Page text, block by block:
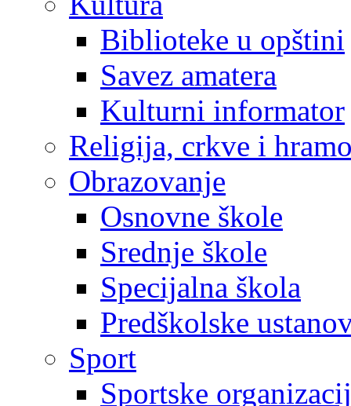
Biblioteke u opštini
Savez amatera
Kulturni informator
Religija, crkve i
Obrazovanje
Osnovne škole
Srednje škole
Specijalna škola
Predškolske
Sport
Sportske